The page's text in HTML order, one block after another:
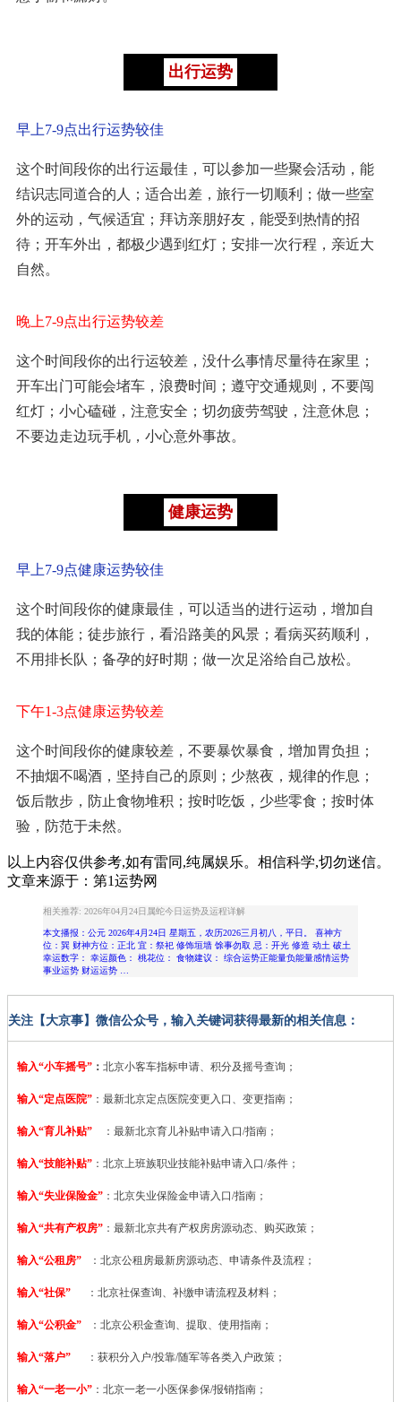
出行运势
早上7-9点出行运势较佳
这个时间段你的出行运最佳，可以参加一些聚会活动，能
结识志同道合的人；适合出差，旅行一切顺利；做一些室
外的运动，气候适宜；拜访亲朋好友，能受到热情的招
待；开车外出，都极少遇到红灯；安排一次行程，亲近大
自然。
晚上7-9点出行运势较差
这个时间段你的出行运较差，没什么事情尽量待在家里；
开车出门可能会堵车，浪费时间；遵守交通规则，不要闯
红灯；小心磕碰，注意安全；切勿疲劳驾驶，注意休息；
不要边走边玩手机，小心意外事故。
健康运势
早上7-9点健康运势较佳
这个时间段你的健康最佳，可以适当的进行运动，增加自
我的体能；徒步旅行，看沿路美的风景；看病买药顺利，
不用排长队；备孕的好时期；做一次足浴给自己放松。
下午1-3点健康运势较差
这个时间段你的健康较差，不要暴饮暴食，增加胃负担；
不抽烟不喝酒，坚持自己的原则；少熬夜，规律的作息；
饭后散步，防止食物堆积；按时吃饭，少些零食；按时体
验，防范于未然。
以上内容仅供参考,如有雷同,纯属娱乐。相信科学,切勿迷信。
文章来源于：第1运势网
相关推荐: 2026年04月24日属蛇今日运势及运程详解
本文播报：公元 2026年4月24日 星期五，农历2026三月初八，平日。 喜神方
位：巽 财神方位：正北 宜：祭祀 修饰垣墙 馀事勿取 忌：开光 修造 动土 破土
幸运数字： 幸运颜色： 桃花位： 食物建议： 综合运势正能量负能量感情运势
事业运势 财运运势 …
关注【大京事】微信公众号，输入关键词获得最新的相关信息：
输入“小车摇号” ： 北京小客车指标申请、积分及摇号查询；
输入“定点医院” ： 最新北京定点医院变更入口、变更指南；
输入“育儿补贴” ：最新北京育儿补贴申请入口/指南；
输入“技能补贴” ： 北京上班族职业技能补贴申请入口/条件；
输入“失业保险金” ：北京失业保险金申请入口/指南；
输入“共有产权房” ：最新北京共有产权房房源动态、购买政策；
输入“公租房” ：北京公租房最新房源动态、申请条件及流程；
输入“社保” ：北京社保查询、补缴申请流程及材料；
输入“公积金” ：北京公积金查询、提取、使用指南；
输入“落户” ：获积分入户/投靠/随军等各类入户政策；
输入“一老一小” ：北京一老一小医保参保/报销指南；